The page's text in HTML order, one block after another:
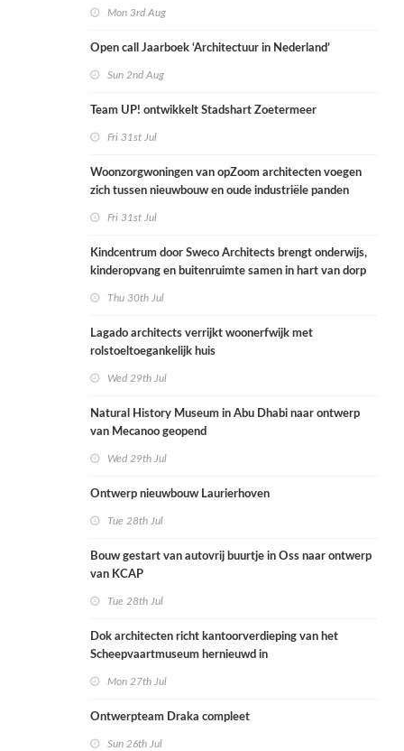
Mon 3rd Aug
Open call Jaarboek ‘Architectuur in Nederland’
Sun 2nd Aug
Team UP! ontwikkelt Stadshart Zoetermeer
Fri 31st Jul
Woonzorgwoningen van opZoom architecten voegen
zich tussen nieuwbouw en oude industriële panden
Fri 31st Jul
Kindcentrum door Sweco Architects brengt onderwijs,
kinderopvang en buitenruimte samen in hart van dorp
Thu 30th Jul
Lagado architects verrijkt woonerfwijk met
rolstoeltoegankelijk huis
Wed 29th Jul
Natural History Museum in Abu Dhabi naar ontwerp
van Mecanoo geopend
Wed 29th Jul
Ontwerp nieuwbouw Laurierhoven
Tue 28th Jul
Bouw gestart van autovrij buurtje in Oss naar ontwerp
van KCAP
Tue 28th Jul
Dok architecten richt kantoorverdieping van het
Scheepvaartmuseum hernieuwd in
Mon 27th Jul
Ontwerpteam Draka compleet
Sun 26th Jul